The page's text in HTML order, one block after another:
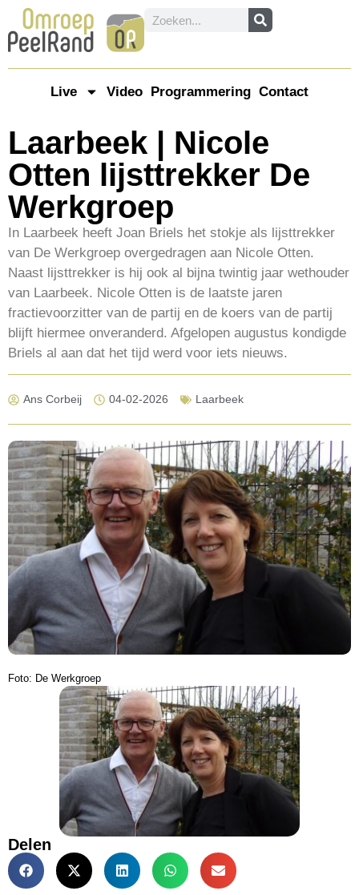
Live Video Programmering Contact
Laarbeek | Nicole
Otten lijsttrekker De
Werkgroep
In Laarbeek heeft Joan Briels het stokje als lijsttrekker
van De Werkgroep overgedragen aan Nicole Otten.
Naast lijsttrekker is hij ook al bijna twintig jaar wethouder
van Laarbeek. Nicole Otten is de laatste jaren
fractievoorzitter van de partij en de koers van de partij
blijft hiermee onveranderd. Afgelopen augustus kondigde
Briels al aan dat het tijd werd voor iets nieuws.
Ans Corbeij 04-02-2026 Laarbeek
Foto: De Werkgroep
Delen